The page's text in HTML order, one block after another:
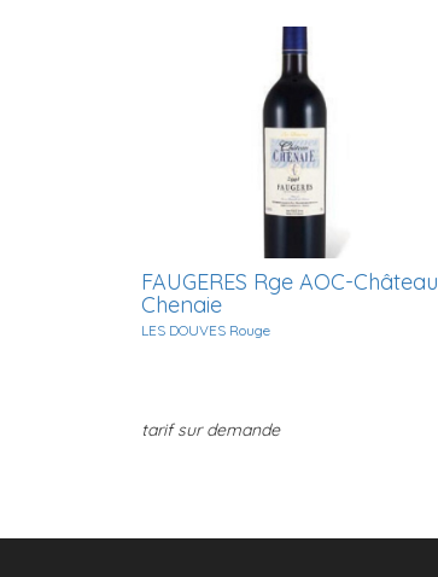
FAUGERES Rge AOC-Château
Chenaie
LES DOUVES Rouge
tarif sur demande